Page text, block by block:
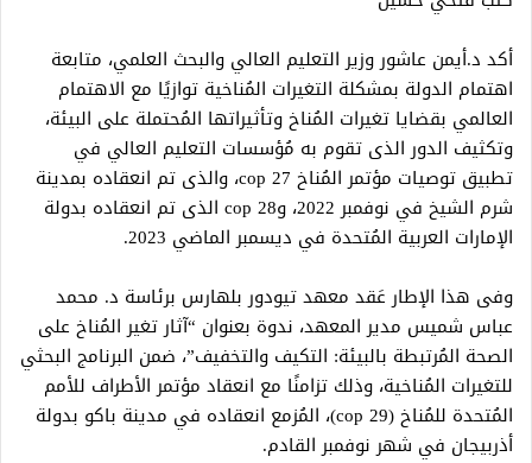
أكد د.أيمن عاشور وزير التعليم العالي والبحث العلمي، متابعة
اهتمام الدولة بمشكلة التغيرات المُناخية توازيًا مع الاهتمام
العالمي بقضايا تغيرات المُناخ وتأثيراتها المُحتملة على البيئة،
وتكثيف الدور الذى تقوم به مُؤسسات التعليم العالي في
تطبيق توصيات مؤتمر المُناخ cop 27، والذى تم انعقاده بمدينة
شرم الشيخ في نوفمبر 2022، وcop 28 الذى تم انعقاده بدولة
الإمارات العربية المُتحدة في ديسمبر الماضي 2023.
وفى هذا الإطار عَقد معهد تيودور بلهارس برئاسة د. محمد
عباس شميس مدير المعهد، ندوة بعنوان “آثار تغير المُناخ على
الصحة المُرتبطة بالبيئة: التكيف والتخفيف”، ضمن البرنامج البحثي
للتغيرات المُناخية، وذلك تزامنًا مع انعقاد مؤتمر الأطراف للأمم
المُتحدة للمُناخ (cop 29)، المُزمع انعقاده في مدينة باكو بدولة
أذربيجان في شهر نوفمبر القادم.